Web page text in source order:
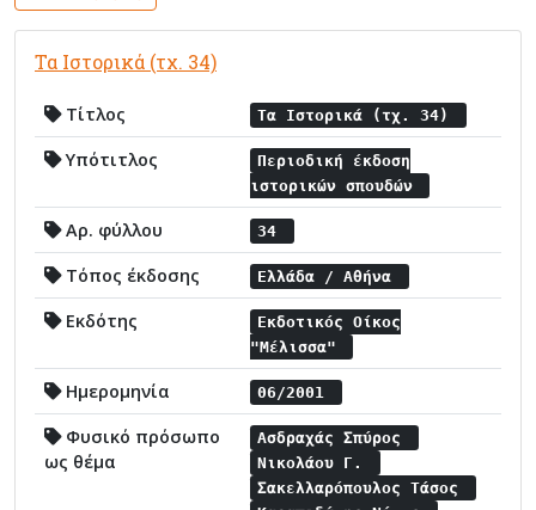
Τα Ιστορικά (τχ. 34)
Τίτλος Τα Ιστορικά (τχ. 34)
Υπότιτλος
Περιοδική έκδοση
ιστορικών σπουδών
Αρ. φύλλου 34
Τόπος έκδοσης Ελλάδα / Αθήνα
Εκδότης
Εκδοτικός Οίκος
"Μέλισσα"
Ημερομηνία 06/2001
Φυσικό πρόσωπο
ως θέμα
Ασδραχάς Σπύρος
Νικολάου Γ.
Σακελλαρόπουλος Τάσος